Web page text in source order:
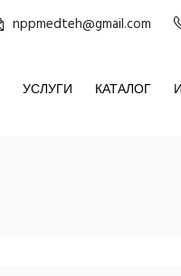
nppmedteh@gmail.com
УСЛУГИ КАТАЛОГ